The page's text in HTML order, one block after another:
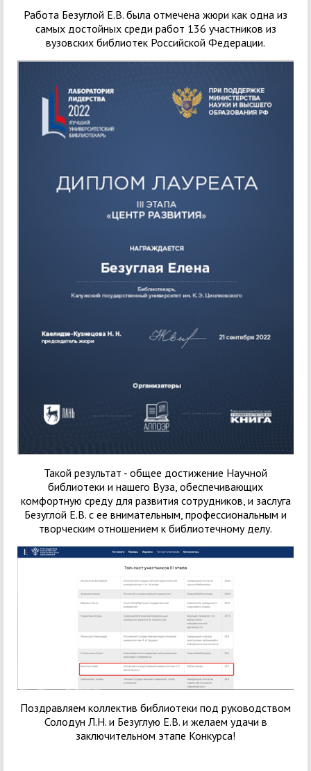
Работа Безуглой Е.В. была отмечена жюри как одна из
самых достойных среди работ 136 участников из
вузовских библиотек Российской Федерации.
Такой результат - общее достижение Научной
библиотеки и нашего Вуза, обеспечивающих
комфортную среду для развития сотрудников, и заслуга
Безуглой Е.В. с ее внимательным, профессиональным и
творческим отношением к библиотечному делу.
Поздравляем коллектив библиотеки под руководством
Солодун Л.Н. и Безуглую Е.В. и желаем удачи в
заключительном этапе Конкурса!